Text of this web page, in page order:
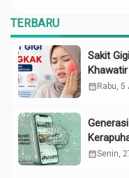
TERBARU
Sakit
calendar_month Rabu, 5
calendar_monthSenin,